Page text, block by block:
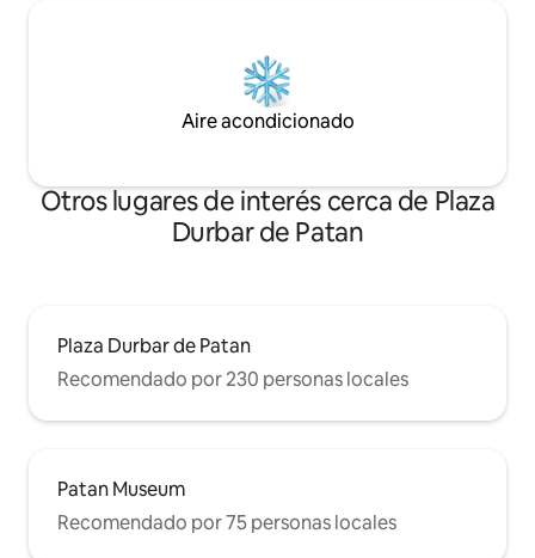
Aire acondicionado
Otros lugares de interés cerca de Plaza
Durbar de Patan
Plaza Durbar de Patan
Recomendado por 230 personas locales
Patan Museum
Recomendado por 75 personas locales